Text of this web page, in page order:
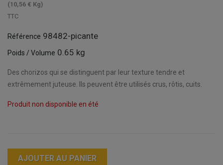
(10,56 € Kg)
TTC
Référence 98482-picante
Poids / Volume 0.65 kg
Des chorizos qui se distinguent par leur texture tendre et
extrêmement juteuse. Ils peuvent être utilisés crus, rôtis, cuits.
Produit non disponible en été
AJOUTER AU PANIER